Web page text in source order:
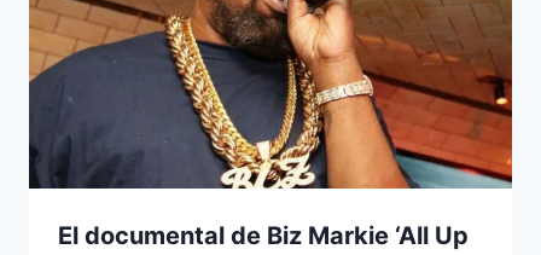
El documental de Biz Markie ‘All Up